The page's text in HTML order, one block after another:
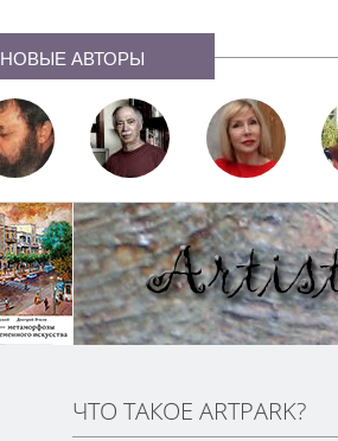
НОВЫЕ АВТОРЫ
ЧТО ТАКОЕ ARTPARK?